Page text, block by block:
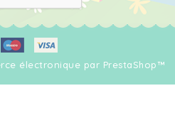
électronique par PrestaShop™